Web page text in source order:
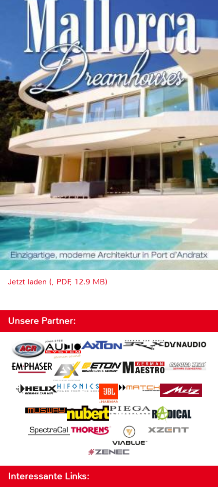
Jetzt laden (, PDF, 12.9 MB)
Unsere Partner:
Interessante Links: